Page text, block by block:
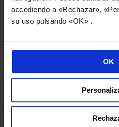
accediendo a «Rechazar»,
su uso pulsando «OK» .
OK